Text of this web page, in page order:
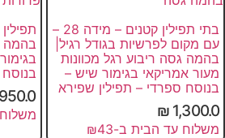
בתי תפילין קטנים – מידה 28 –
עם מקום לפרשיות בגודל רגיל|
בהמה גסה ריבוע רגל מכוונות
מעור אמריקאי בגימור שיש –
בנוסח ספרדי – תפילין שפירא
1,300.0
₪
משלוח עד הבית ב-₪43
בהמה
בנוסח
950.0
משלוח